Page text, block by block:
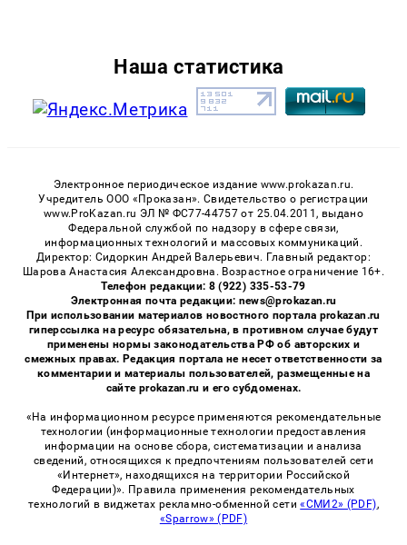
Наша статистика
Электронное периодическое издание www.prokazan.ru.
Учредитель ООО «Проказан». Cвидетельство о регистрации
www.ProKazan.ru ЭЛ № ФС77-44757 от 25.04.2011, выдано
Федеральной службой по надзору в сфере связи,
информационных технологий и массовых коммуникаций.
Директор: Сидоркин Андрей Валерьевич. Главный редактор:
Шарова Анастасия Александровна. Возрастное ограничение 16+.
Телефон редакции: 8 (922) 335-53-79
Электронная почта редакции: news@prokazan.ru
При использовании материалов новостного портала prokazan.ru
гиперссылка на ресурс обязательна, в противном случае будут
применены нормы законодательства РФ об авторских и
смежных правах. Редакция портала не несет ответственности за
комментарии и материалы пользователей, размещенные на
сайте prokazan.ru и его субдоменах.
«На информационном ресурсе применяются рекомендательные
технологии (информационные технологии предоставления
информации на основе сбора, систематизации и анализа
сведений, относящихся к предпочтениям пользователей сети
«Интернет», находящихся на территории Российской
Федерации)». Правила применения рекомендательных
технологий в виджетах рекламно-обменной сети«СМИ2» (PDF),
«Sparrow» (PDF)